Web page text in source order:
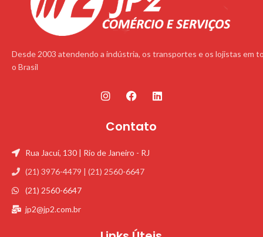
Desde 2003 atendendo a indústria, os transportes e os lojistas em
o Brasil
Contato
Rua Jacuí, 130 | Rio de Janeiro - RJ
(21) 3976-4479 | (21) 2560-6647
(21) 2560-6647
jp2@jp2.com.br